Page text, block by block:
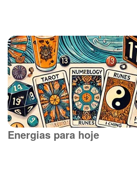
Energias para hoje